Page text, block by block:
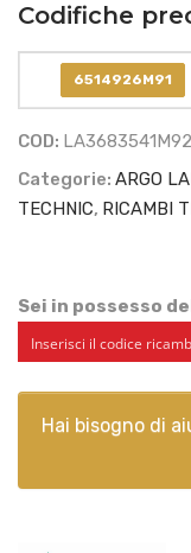
quantità
Codifiche
6514926M91
COD: LA3683541M92
Categorie: ARGO
TECHNIC, RICAMBI
Sei in possesso
Hai bisogno di